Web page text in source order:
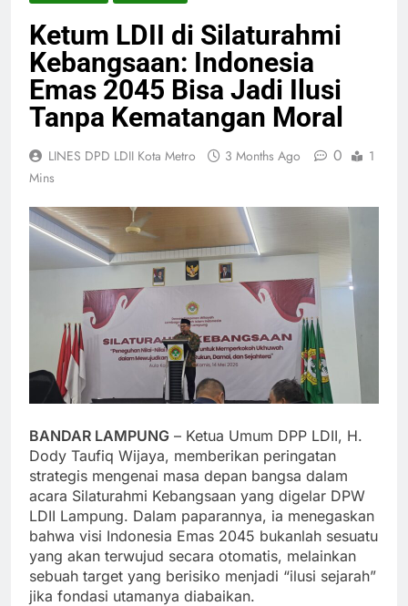
Ketum LDII di Silaturahmi
Kebangsaan: Indonesia
Emas 2045 Bisa Jadi Ilusi
Tanpa Kematangan Moral
LINES DPD LDII Kota Metro 3 Months Ago 0
1
Mins
BANDAR LAMPUNG – Ketua Umum DPP LDII, H.
Dody Taufiq Wijaya, memberikan peringatan
strategis mengenai masa depan bangsa dalam
acara Silaturahmi Kebangsaan yang digelar DPW
LDII Lampung. Dalam paparannya, ia menegaskan
bahwa visi Indonesia Emas 2045 bukanlah sesuatu
yang akan terwujud secara otomatis, melainkan
sebuah target yang berisiko menjadi “ilusi sejarah”
jika fondasi utamanya diabaikan.